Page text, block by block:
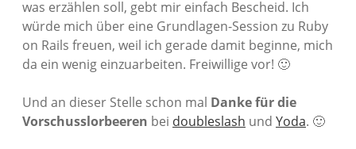
was erzählen soll, gebt mir einfach Bescheid. Ich
würde mich über eine Grundlagen-Session zu Ruby
on Rails freuen, weil ich gerade damit beginne, mich
da ein wenig einzuarbeiten. Freiwillige vor! 🙂
Und an dieser Stelle schon mal Danke für die
Vorschusslorbeeren bei doubleslash und Yoda. 🙂